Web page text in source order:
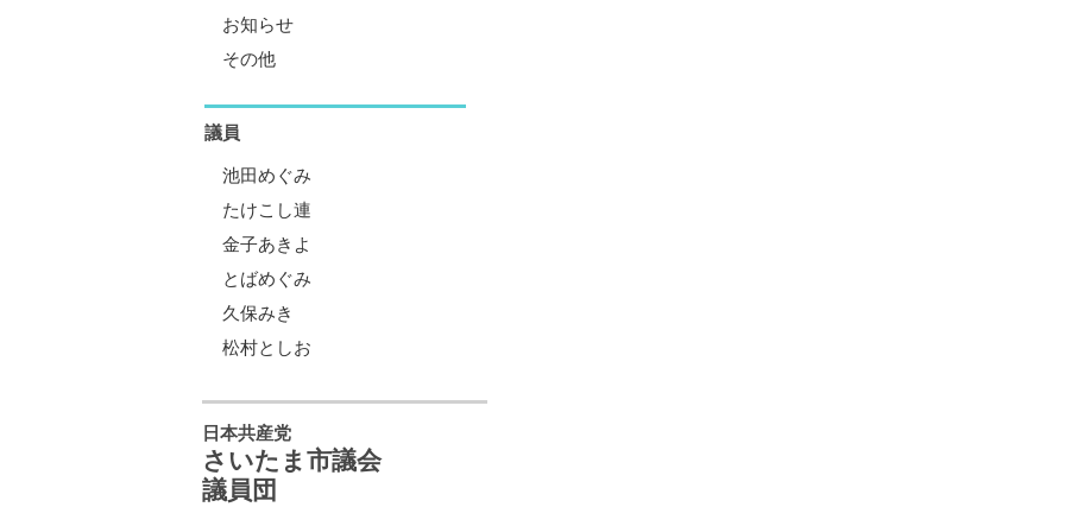
お知らせ
その他
議員
池田めぐみ
たけこし連
金子あきよ
とばめぐみ
久保みき
松村としお
日本共産党
さいたま市議会
議員団